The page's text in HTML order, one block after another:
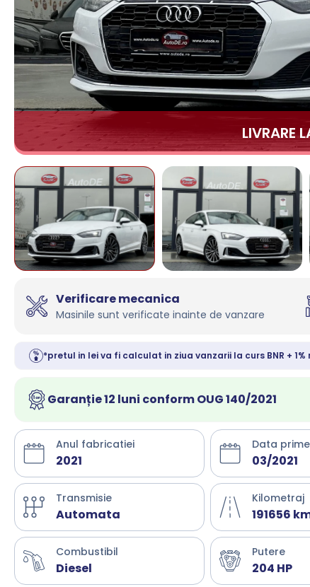
LIVRARE
Verificare mecanica
Masinile sunt verificate inainte de vanzare
*pretul in lei va fi calculat in ziua vanzarii la curs BNR + 1%
Garanție 12 luni conform OUG 140/2021
Anul fabricatiei
2021
Data
03/2021
Transmisie
Automata
Kilometraj
191656
Combustibil
Diesel
Putere
204 HP